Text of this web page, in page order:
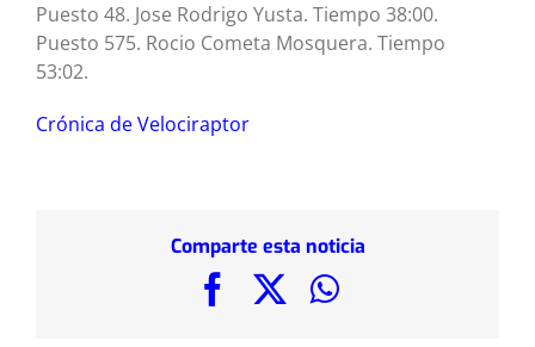
Puesto 48. Jose Rodrigo Yusta. Tiempo 38:00.
Puesto 575. Rocio Cometa Mosquera. Tiempo
53:02.
Crónica de Velociraptor
Comparte esta noticia
FacebookWhatsApp